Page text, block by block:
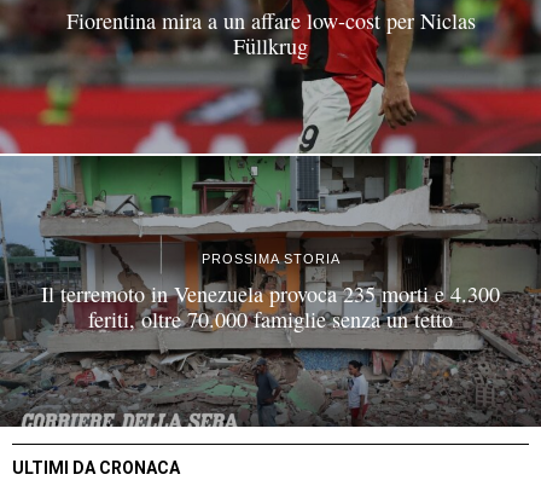
Fiorentina mira a un affare low-cost per Niclas
Füllkrug
PROSSIMA STORIA
Il terremoto in Venezuela provoca 235 morti e 4.300
feriti, oltre 70.000 famiglie senza un tetto
ULTIMI DA CRONACA